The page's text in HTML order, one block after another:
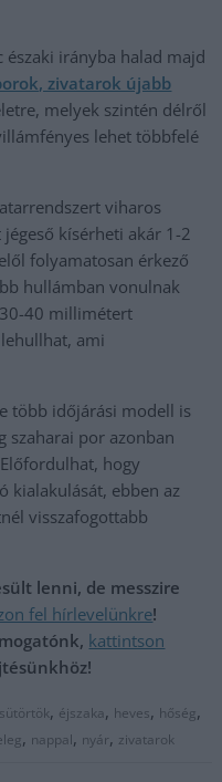
irányba halad majd
zivatarok újabb
melyek szintén délről
lehet többfelé
viharos
kísérheti akár 1-2
folyamatosan érkező
hullámban vonulnak
40 millimétert
ami
több időjárási modell is
szaharai por azonban
hogy
kialakulását, ebben az
visszafogottabb
lenni, de messzire
fel hírlevelünkre!
kattintson
, éjszaka, heves, hőség,
, nappal, nyár, zivatarok